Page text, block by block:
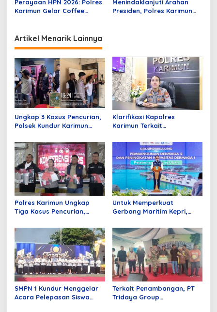
Perayaan HPN 2026: Polres
Karimun Gelar Coffee
Menindaklanjuti Arahan
Presiden, Polres Karimun
Artikel Menarik Lainnya
Ungkap 3 Kasus Pencurian,
Polsek Kundur Karimun
DPO
Klarifikasi Kapolres
Karimun Terkait
Tangkap Lepas Tersangka
Penyelewengan BBM
Subsidi di Kundur
Polres Karimun Ungkap
Tiga Kasus Pencurian,
Jenis Sabu
Untuk Memperkuat
Gerbang Maritim Kepri,
Pelabuhan Tanjung Uban
SMPN 1 Kundur Menggelar
Acara Pelepasan Siswa
Terkait Penambangan, PT
Tridaya Group